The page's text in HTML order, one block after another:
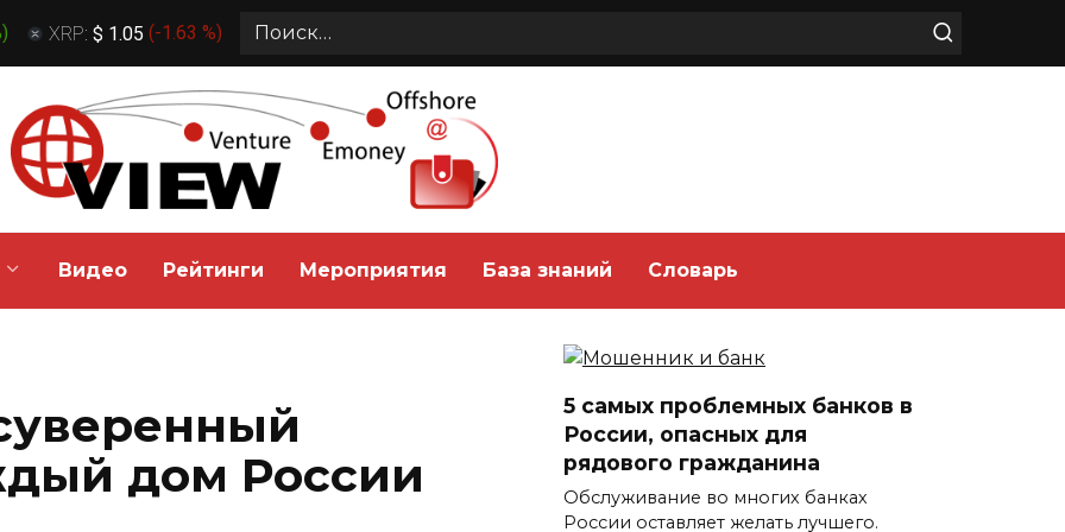
) XRP: $ 1.05 (-1.63 %)
Search
Видео Рейтинги Мероприятия База знаний Словарь
дом России
5 самых проблемных банков в
России, опасных для
рядового гражданина
Обслуживание во многих банках
России оставляет желать лучшего.